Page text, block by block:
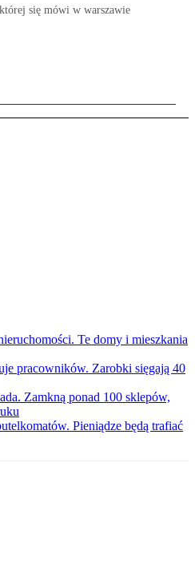
się mówi w warszawie
Te domy i mieszkania
pracowników. Zarobki sięgają 40
Zamkną ponad 100 sklepów,
Pieniądze będą trafiać